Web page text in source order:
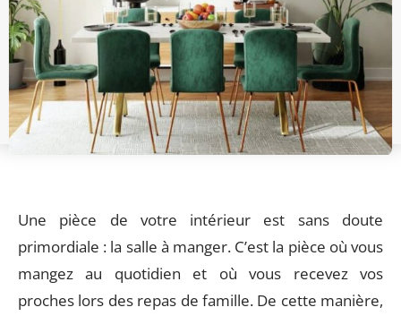
Une pièce de votre intérieur est sans doute
primordiale : la salle à manger. C’est la pièce où vous
mangez au quotidien et où vous recevez vos
proches lors des repas de famille. De cette manière,